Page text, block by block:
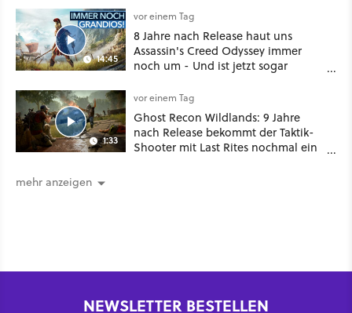
oder Diplomatie
14:45
vor einem Tag
8 Jahre nach Release haut uns
Assassin's Creed Odyssey immer
noch um - Und ist jetzt sogar
1:33
vor einem Tag
Ghost Recon Wildlands: 9 Jahre
nach Release bekommt der Taktik-
Shooter mit Last Rites nochmal ein
mehr anzeigen
NEWSLETTER BESTELLEN